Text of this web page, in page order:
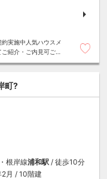
実施中人気ハウスメ
紹介・ご内見可ご予
町?
根岸線浦和駅 / 徒歩10分
月 / 10階建